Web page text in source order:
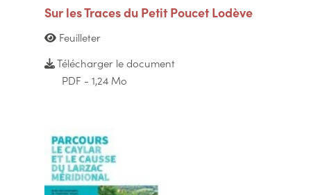
Sur les Traces du Petit Poucet Lodève
Feuilleter
Télécharger le document
PDF - 1,24 Mo